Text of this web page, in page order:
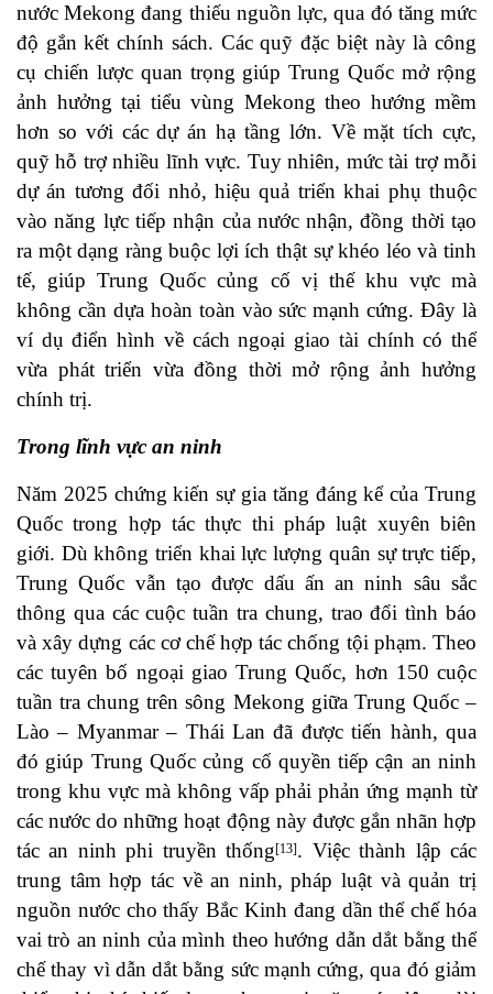
nước Mekong đang thiếu nguồn lực, qua đó tăng mức
độ gắn kết chính sách. Các quỹ đặc biệt này là công
cụ chiến lược quan trọng giúp Trung Quốc mở rộng
ảnh hưởng tại tiểu vùng Mekong theo hướng mềm
hơn so với các dự án hạ tầng lớn. Về mặt tích cực,
quỹ hỗ trợ nhiều lĩnh vực. Tuy nhiên, mức tài trợ mỗi
dự án tương đối nhỏ, hiệu quả triển khai phụ thuộc
vào năng lực tiếp nhận của nước nhận, đồng thời tạo
ra một dạng ràng buộc lợi ích thật sự khéo léo và tinh
tế, giúp Trung Quốc củng cố vị thế khu vực mà
không cần dựa hoàn toàn vào sức mạnh cứng. Đây là
ví dụ điển hình về cách ngoại giao tài chính có thể
vừa phát triển vừa đồng thời mở rộng ảnh hưởng
chính trị.
Trong lĩnh vực an ninh
Năm 2025 chứng kiến sự gia tăng đáng kể của Trung
Quốc trong hợp tác thực thi pháp luật xuyên biên
giới. Dù không triển khai lực lượng quân sự trực tiếp,
Trung Quốc vẫn tạo được dấu ấn an ninh sâu sắc
thông qua các cuộc tuần tra chung, trao đổi tình báo
và xây dựng các cơ chế hợp tác chống tội phạm. Theo
các tuyên bố ngoại giao Trung Quốc, hơn 150 cuộc
tuần tra chung trên sông Mekong giữa Trung Quốc –
Lào – Myanmar – Thái Lan đã được tiến hành, qua
đó giúp Trung Quốc củng cố quyền tiếp cận an ninh
trong khu vực mà không vấp phải phản ứng mạnh từ
các nước do những hoạt động này được gắn nhãn hợp
tác an ninh phi truyền thống [13] . Việc thành lập các
trung tâm hợp tác về an ninh, pháp luật và quản trị
nguồn nước cho thấy Bắc Kinh đang dần thể chế hóa
vai trò an ninh của mình theo hướng dẫn dắt bằng thể
chế thay vì dẫn dắt bằng sức mạnh cứng, qua đó giảm